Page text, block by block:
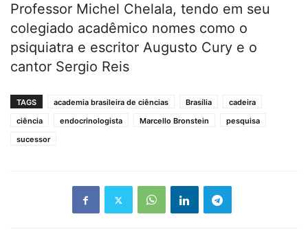
Professor Michel Chelala, tendo em seu
colegiado acadêmico nomes como o
psiquiatra e escritor Augusto Cury e o
cantor Sergio Reis
TAGS academia brasileira de ciências Brasília
cadeira
ciência
endocrinologista Marcello Bronstein
pesquisa
sucessor